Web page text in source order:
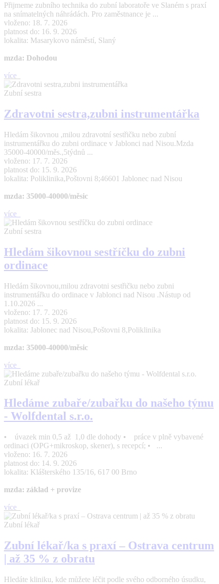
Přijmeme zubního technika do zubní laboratoře ve Slaném s praxí
na snímatelných náhrádách. Pro zaměstnance je ...
vloženo: 18. 7. 2026
platnost do: 16. 9. 2026
lokalita: Masarykovo náměstí, Slaný
mzda: Dohodou
více
Zubní sestra
Zdravotni sestra,zubni instrumentářka
Hledám šikovnou ,milou zdravotní sestřičku nebo zubní
instrumentářku do zubni ordinace v Jablonci nad Nisou.Mzda
35000-40000/měs.,5týdnů ...
vloženo: 17. 7. 2026
platnost do: 15. 9. 2026
lokalita: Poliklinika,Poštovni 8;46601 Jablonec nad Nisou
mzda: 35000-40000/měsic
více
Zubní sestra
Hledám šikovnou sestříčku do zubni
ordinace
Hledám šikovnou,milou zdravotni sestřičku nebo zubni
instrumentářku do ordinace v Jablonci nad Nisou .Nástup od
1.10.2026 ...
vloženo: 17. 7. 2026
platnost do: 15. 9. 2026
lokalita: Jablonec nad Nisou,Poštovni 8,Poliklinika
mzda: 35000-40000/měsic
více
Zubní lékař
Hledáme zubaře/zubařku do našeho týmu
- Wolfdental s.r.o.
• úvazek min 0,5 až 1,0 dle dohody • práce v plně vybavené
ordinaci (OPG+mikroskop, skener), s recepcí; • ...
vloženo: 16. 7. 2026
platnost do: 14. 9. 2026
lokalita: Klášterského 135/16, 617 00 Brno
mzda: základ + provize
více
Zubní lékař
Zubní lékař/ka s praxí – Ostrava centrum
| až 35 % z obratu
Hledáte kliniku, kde můžete léčit podle svého odborného úsudku,